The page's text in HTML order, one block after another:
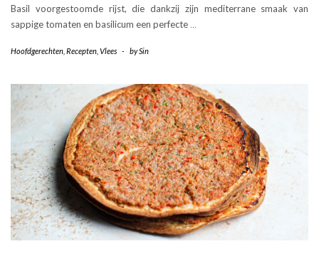
Basil voorgestoomde rijst, die dankzij zijn mediterrane smaak van
sappige tomaten en basilicum een perfecte …
Hoofdgerechten Recepten Vlees - bySin